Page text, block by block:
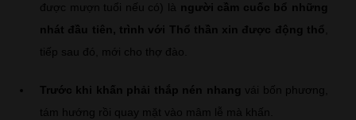
được mượn tuổi nếu có) là người cầm cuốc bổ những
nhát đầu tiên, trình với Thổ thần xin được động thổ
tiếp sau đó, mới cho thợ đào.
Trước khi khấn phải thắp nén nhang vái bốn phương,
tám hướng rồi quay mặt vào mâm lễ mà khấn.